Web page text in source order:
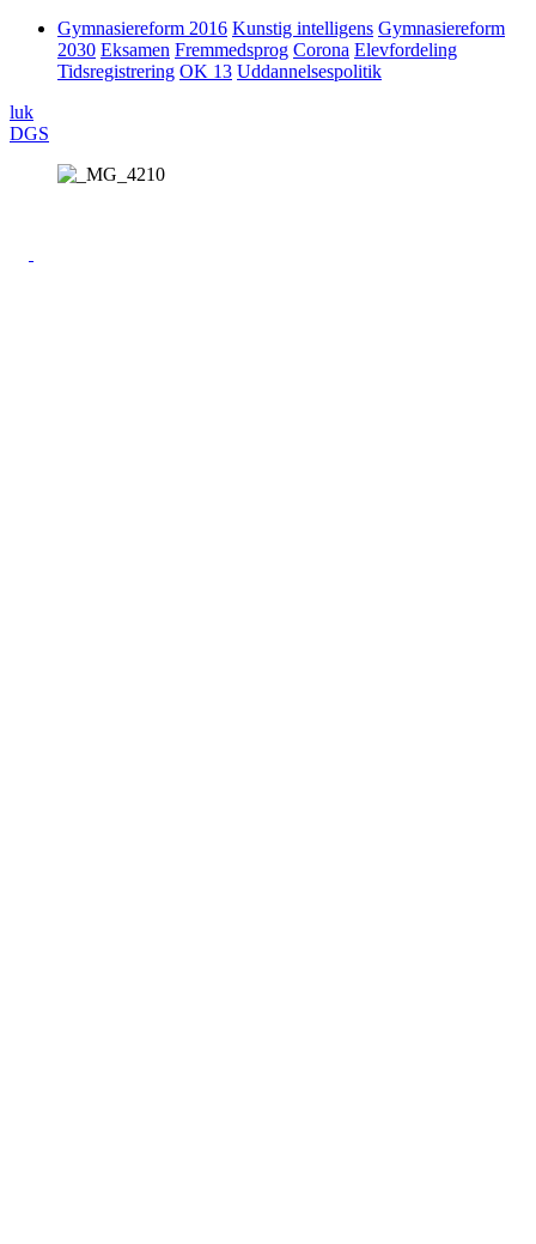
Gymnasiereform 2016 Kunstig intelligens Gymnasiereform
2030 Eksamen Fremmedsprog Corona Elevfordeling
Tidsregistrering OK 13 Uddannelsespolitik
luk
DGS